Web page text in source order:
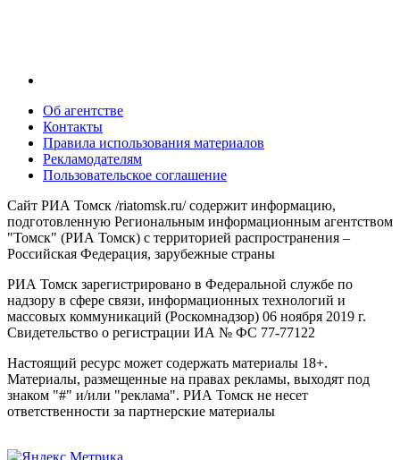
Об агентстве
Контакты
Правила использования материалов
Рекламодателям
Пользовательское соглашение
Сайт РИА Томск /riatomsk.ru/ содержит информацию,
подготовленную Региональным информационным агентством
"Томск" (РИА Томск) с территорией распространения –
Российская Федерация, зарубежные страны
РИА Томск зарегистрировано в Федеральной службе по
надзору в сфере связи, информационных технологий и
массовых коммуникаций (Роскомнадзор) 06 ноября 2019 г.
Свидетельство о регистрации ИА № ФС 77-77122
Настоящий ресурс может содержать материалы 18+.
Материалы, размещенные на правах рекламы, выходят под
знаком "#" и/или "реклама". РИА Томск не несет
ответственности за партнерские материалы